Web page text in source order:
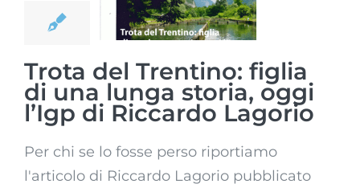
l’Igp di
Riccardo
Lagorio
Trota del Trentino: figlia
di una lunga storia, oggi
l’Igp di Riccardo Lagorio
Per chi se lo fosse perso riportiamo
l'articolo di Riccardo Lagorio pubblicato